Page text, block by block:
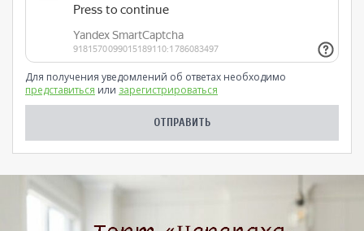
Для получения уведомлений об ответах необходимо
представиться или зарегистрироваться